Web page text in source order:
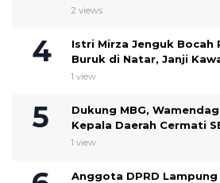
2 views
Istri Mirza Jenguk Bocah
Buruk di Natar, Janji
1 view
Dukung MBG,
Kepala Daerah Cermati
1 view
Anggota DPRD Lampung